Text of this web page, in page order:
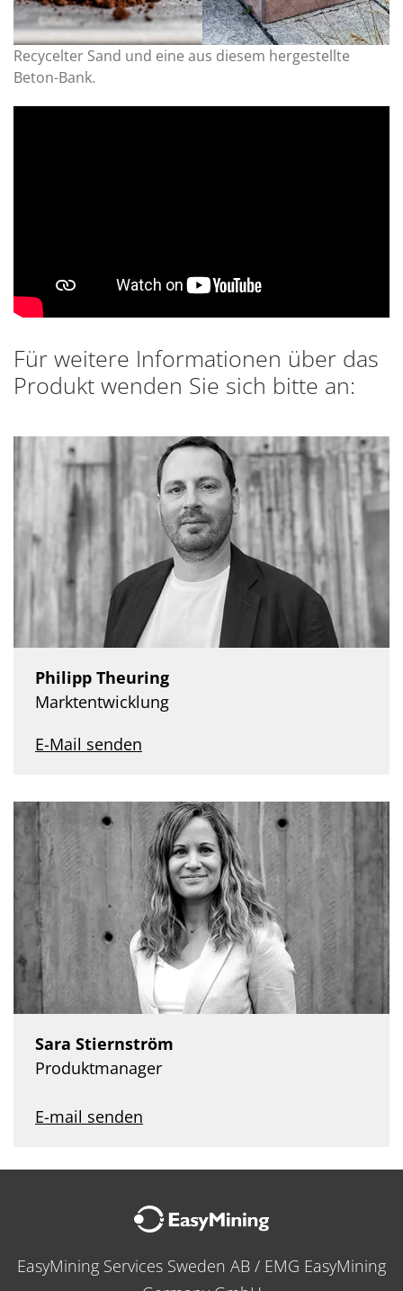
Recycelter Sand und eine aus diesem hergestellte
Beton-Bank.
Für weitere Informationen über das
Produkt wenden Sie sich bitte an:
Philipp Theuring
Marktentwicklung
E-Mail senden
Sara Stiernström
Produktmanager
E-mail senden
EasyMining Services Sweden AB / EMG EasyMining